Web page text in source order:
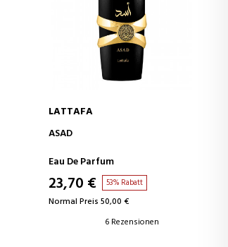
LATTAFA
ASAD
Eau De Parfum
23,70 € 53% Rabatt
Normal Preis 50,00 €
6 Rezensionen